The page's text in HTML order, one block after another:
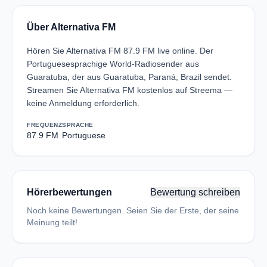
Über Alternativa FM
Hören Sie Alternativa FM 87.9 FM live online. Der
Portuguesesprachige World-Radiosender aus
Guaratuba, der aus Guaratuba, Paraná, Brazil sendet.
Streamen Sie Alternativa FM kostenlos auf Streema —
keine Anmeldung erforderlich.
FREQUENZ
87.9 FM
SPRACHE
Portuguese
Hörerbewertungen Bewertung schreiben
Noch keine Bewertungen. Seien Sie der Erste, der seine
Meinung teilt!